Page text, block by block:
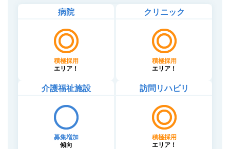
病院
積極採用
エリア！
クリニック
積極採用
エリア！
介護福祉施設
募集増加
傾向
訪問リハビリ
積極採用
エリア！